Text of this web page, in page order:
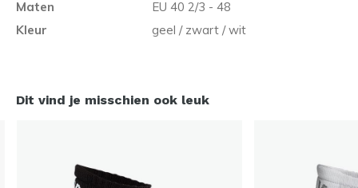
Maten
EU 40 2/3 - 48
Kleur
geel / zwart / wit
Dit vind je misschien ook leuk